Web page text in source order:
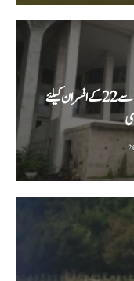
اسلام آباد ہائیکورٹ الاؤنس میں اضافہ: گریڈ 17 سے 22 کے افسران کیلئے